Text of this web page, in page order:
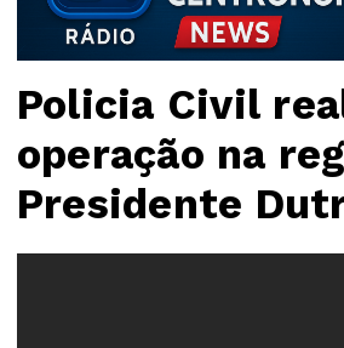
Policia Civil
operação na
Presidente